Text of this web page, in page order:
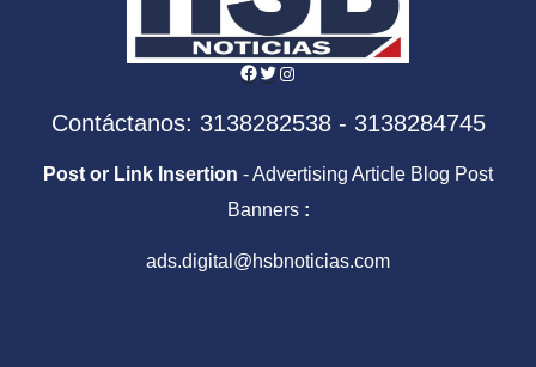
Facebook
Twitter
Instagram
Contáctanos: 3138282538 - 3138284745
Post or Link Insertion - Advertising Article Blog Post
Banners :
ads.digital@hsbnoticias.com